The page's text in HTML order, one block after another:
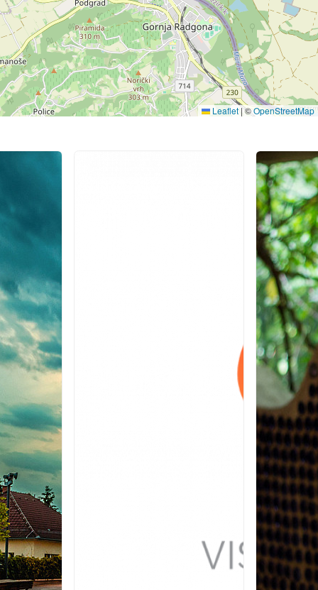
Leaflet |©OpenStreetMap